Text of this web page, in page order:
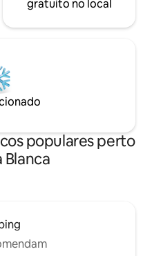
gratuito no local
populares perto
Blanca